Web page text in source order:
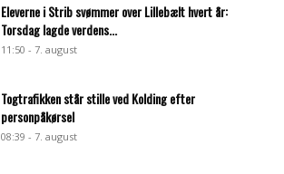
Eleverne i Strib svømmer over Lillebælt hvert år:
Torsdag lagde verdens...
11:50 - 7. august
Togtrafikken står stille ved Kolding efter
personpåkørsel
08:39 - 7. august